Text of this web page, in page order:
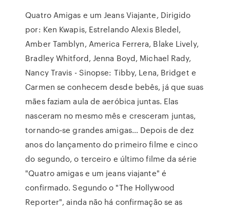
Quatro Amigas e um Jeans Viajante, Dirigido
por: Ken Kwapis, Estrelando Alexis Bledel,
Amber Tamblyn, America Ferrera, Blake Lively,
Bradley Whitford, Jenna Boyd, Michael Rady,
Nancy Travis - Sinopse: Tibby, Lena, Bridget e
Carmen se conhecem desde bebês, já que suas
mães faziam aula de aeróbica juntas. Elas
nasceram no mesmo mês e cresceram juntas,
tornando-se grandes amigas… Depois de dez
anos do lançamento do primeiro filme e cinco
do segundo, o terceiro e último filme da série
"Quatro amigas e um jeans viajante" é
confirmado. Segundo o "The Hollywood
Reporter", ainda não há confirmação se as